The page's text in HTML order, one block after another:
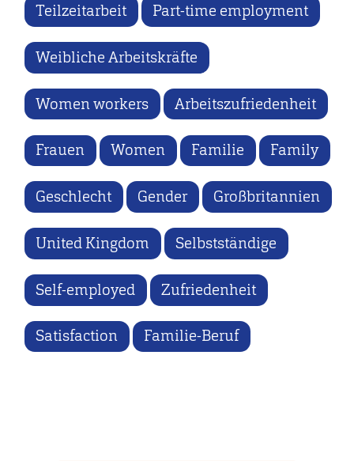
Teilzeitarbeit Part-time employment
Weibliche Arbeitskräfte
Women workers Arbeitszufriedenheit
Frauen Women Familie Family
Geschlecht Gender Großbritannien
United Kingdom Selbstständige
Self-employed Zufriedenheit
Satisfaction Familie-Beruf